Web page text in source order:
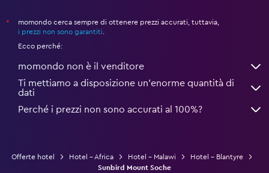
*
momondo cerca sempre di ottenere prezzi accurati, tuttavia,
i prezzi non sono garantiti
Ecco perché:
momondo non è il venditore
Ti mettiamo a disposizione un’enorme quantità di
dati
Perché i prezzi non sono accurati al 100%?
Offerte hotel Hotel - Africa Hotel - Malawi
Hotel - Blantyre
Sunbird Mount Soche